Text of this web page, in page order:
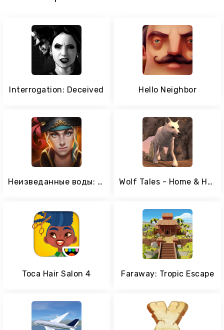
Interrogation: Deceived Hello Neighbor
Неизведанные воды: Королевский порт Wolf Tales - Home & Heart
Toca Hair Salon 4 Faraway: Tropic Escape